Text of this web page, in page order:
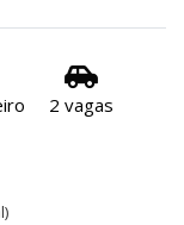
2 vagas